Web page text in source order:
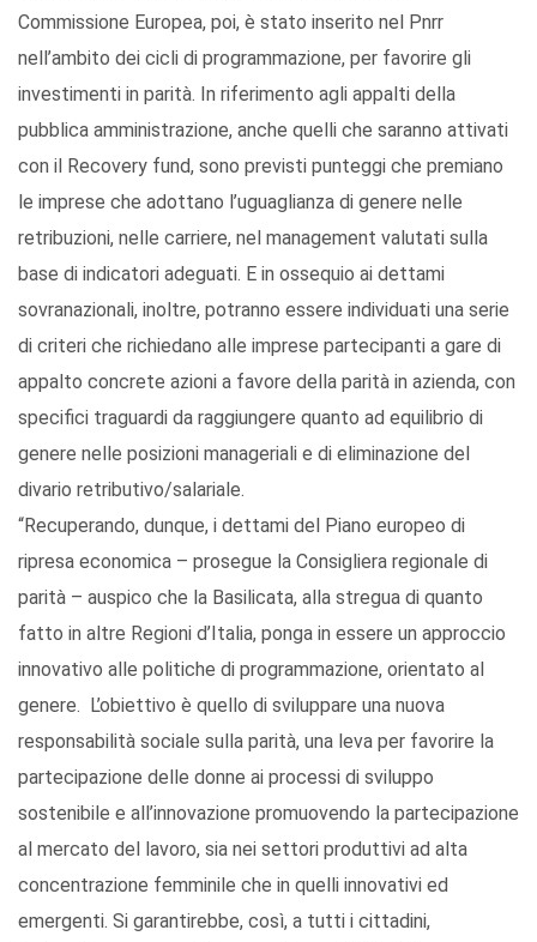
Commissione Europea, poi, è stato inserito nel Pnrr
nell’ambito dei cicli di programmazione, per favorire gli
investimenti in parità. In riferimento agli appalti della
pubblica amministrazione, anche quelli che saranno attivati
con il Recovery fund, sono previsti punteggi che premiano
le imprese che adottano l’uguaglianza di genere nelle
retribuzioni, nelle carriere, nel management valutati sulla
base di indicatori adeguati. E in ossequio ai dettami
sovranazionali, inoltre, potranno essere individuati una serie
di criteri che richiedano alle imprese partecipanti a gare di
appalto concrete azioni a favore della parità in azienda, con
specifici traguardi da raggiungere quanto ad equilibrio di
genere nelle posizioni manageriali e di eliminazione del
divario retributivo/salariale.
“Recuperando, dunque, i dettami del Piano europeo di
ripresa economica – prosegue la Consigliera regionale di
parità – auspico che la Basilicata, alla stregua di quanto
fatto in altre Regioni d’Italia, ponga in essere un approccio
innovativo alle politiche di programmazione, orientato al
genere. L’obiettivo è quello di sviluppare una nuova
responsabilità sociale sulla parità, una leva per favorire la
partecipazione delle donne ai processi di sviluppo
sostenibile e all’innovazione promuovendo la partecipazione
al mercato del lavoro, sia nei settori produttivi ad alta
concentrazione femminile che in quelli innovativi ed
emergenti. Si garantirebbe, così, a tutti i cittadini,